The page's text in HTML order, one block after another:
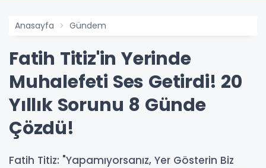
Anasayfa Gündem
Fatih Titiz'in Yerinde
Muhalefeti Ses Getirdi! 20
Yıllık Sorunu 8 Günde
Çözdü!
Fatih Titiz: "Yapamıyorsanız, Yer Gösterin Biz